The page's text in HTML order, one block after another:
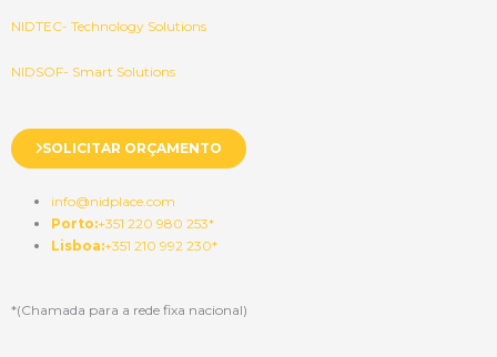
NIDTEC- Technology Solutions
NIDSOF- Smart Solutions
SOLICITAR ORÇAMENTO
info@nidplace.com
Porto:+351 220 980 253*
Lisboa:+351 210 992 230*
*(Chamada para a rede fixa nacional)